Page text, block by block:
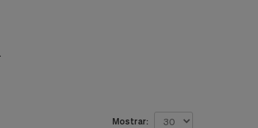
Mostrar: